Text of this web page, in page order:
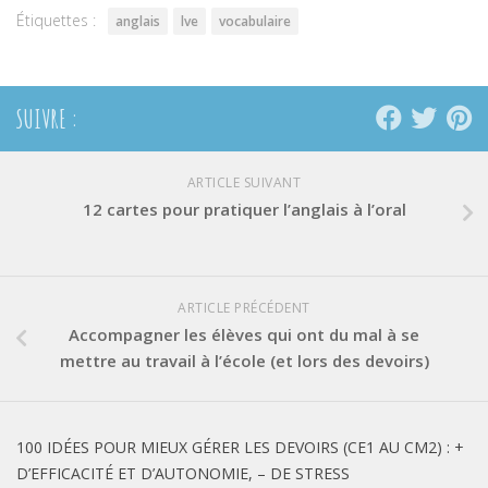
Étiquettes : anglais lve vocabulaire
SUIVRE :
ARTICLE SUIVANT
12 cartes pour pratiquer l’anglais à l’oral
ARTICLE PRÉCÉDENT
Accompagner les élèves qui ont du mal à se
mettre au travail à l’école (et lors des devoirs)
100 IDÉES POUR MIEUX GÉRER LES DEVOIRS (CE1 AU CM2) : +
D’EFFICACITÉ ET D’AUTONOMIE, – DE STRESS